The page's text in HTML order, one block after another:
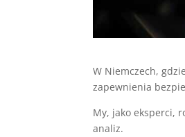
W Niemczech,
zapewnienia
My, jako eksperci,
analiz.